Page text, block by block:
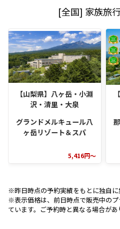
[全国] 家族旅
【山梨県】八ヶ岳・小淵
沢・清里・大泉
グランドメルキュール八
ヶ岳リゾート＆スパ
5,416円～
※昨日時点の予約実績をもとに独自に
※表示価格は、前日時点で販売中の
ています。ご予約時と異なる場合があ